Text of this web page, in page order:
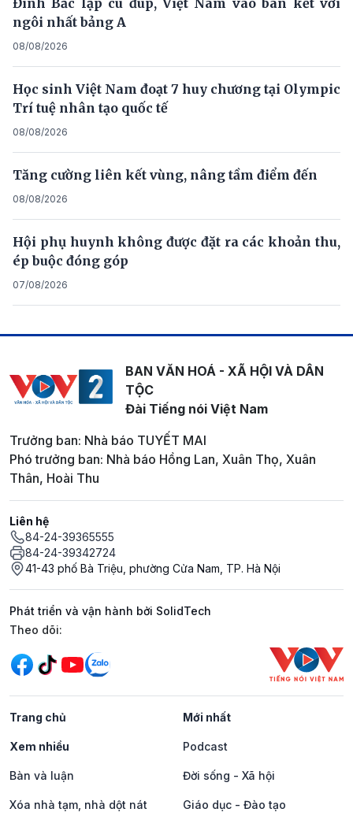
ngôi nhất bảng A
08/08/2026
Học sinh Việt Nam đoạt 7 huy chương tại Olympic
Trí tuệ nhân tạo quốc tế
08/08/2026
Tăng cường liên kết vùng, nâng tầm điểm đến
08/08/2026
Hội phụ huynh không được đặt ra các khoản thu,
ép buộc đóng góp
07/08/2026
BAN VĂN HOÁ - XÃ HỘI VÀ DÂN
TỘC
Đài Tiếng nói Việt Nam
Trưởng ban: Nhà báo TUYẾT MAI
Phó trưởng ban: Nhà báo Hồng Lan, Xuân Thọ, Xuân
Thân, Hoài Thu
Liên hệ
84-24-39365555
84-24-39342724
41-43 phố Bà Triệu, phường Cửa Nam, TP. Hà Nội
Phát triển và vận hành bởi SolidTech
Mạng xã hội
Theo dõi:
Trang chủ Mới nhất
Xem nhiều Podcast
Bàn và luận Đời sống - Xã hội
Xóa nhà tạm, nhà dột nát Giáo dục - Đào tạo